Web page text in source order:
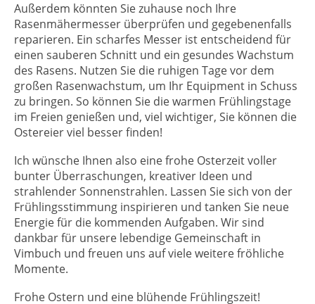
Außerdem könnten Sie zuhause noch Ihre
Rasenmähermesser überprüfen und gegebenenfalls
reparieren. Ein scharfes Messer ist entscheidend für
einen sauberen Schnitt und ein gesundes Wachstum
des Rasens. Nutzen Sie die ruhigen Tage vor dem
großen Rasenwachstum, um Ihr Equipment in Schuss
zu bringen. So können Sie die warmen Frühlingstage
im Freien genießen und, viel wichtiger, Sie können die
Ostereier viel besser finden!
Ich wünsche Ihnen also eine frohe Osterzeit voller
bunter Überraschungen, kreativer Ideen und
strahlender Sonnenstrahlen. Lassen Sie sich von der
Frühlingsstimmung inspirieren und tanken Sie neue
Energie für die kommenden Aufgaben. Wir sind
dankbar für unsere lebendige Gemeinschaft in
Vimbuch und freuen uns auf viele weitere fröhliche
Momente.
Frohe Ostern und eine blühende Frühlingszeit!